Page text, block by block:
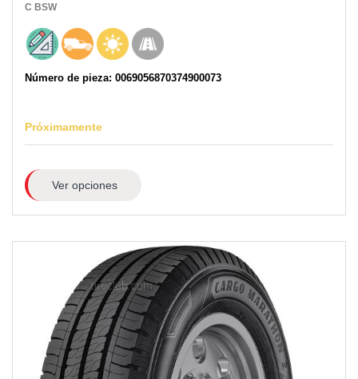
C BSW
Número de pieza: 0069056870374900073
Próximamente
Ver opciones